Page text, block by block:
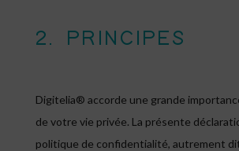
2. PRINCIPES
Digitelia® accorde une grande
de votre vie privée. La présente
politique de confidentialité, autrement